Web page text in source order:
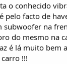
o conhecido
pelo facto de
subwoofer na
do mesmo na
é lá muito bem
!!!